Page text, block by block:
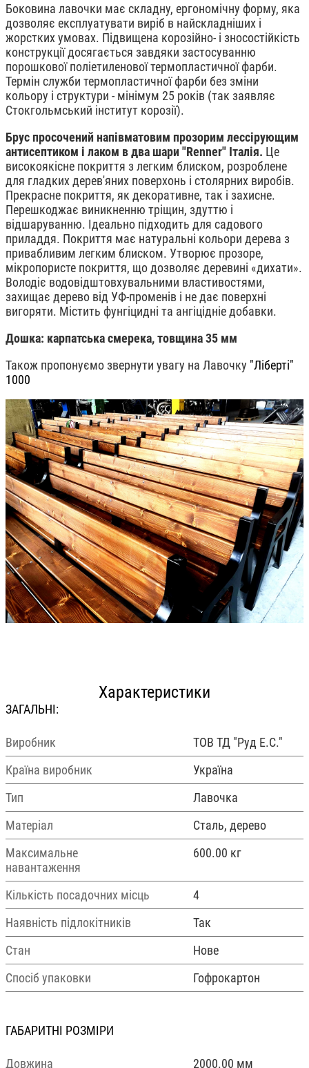
Боковина лавочки має складну, ергономічну форму, яка
дозволяє експлуатувати виріб в найскладніших і
жорстких умовах. Підвищена корозійно- і зносостійкість
конструкції досягається завдяки застосуванню
порошкової поліетиленової термопластичної фарби.
Термін служби термопластичної фарби без зміни
кольору і структури - мінімум 25 років (так заявляє
Стокгольмський інститут корозії).
Брус просочений напівматовим прозорим лессірующим
антисептиком і лаком в два шари "Renner" Італія. Це
високоякісне покриття з легким блиском, розроблене
для гладких дерев'яних поверхонь і столярних виробів.
Прекрасне покриття, як декоративне, так і захисне.
Перешкоджає виникненню тріщин, здуттю і
відшаруванню. Ідеально підходить для садового
приладдя. Покриття має натуральні кольори дерева з
привабливим легким блиском. Утворює прозоре,
мікропористе покриття, що дозволяє деревині «дихати».
Володіє водовідштовхувальними властивостями,
захищає дерево від УФ-променів і не дає поверхні
вигоряти. Містить фунгіцидні та ангіцідніе добавки.
Дошка: карпатська смерека, товщина 35 мм
Також пропонуємо звернути увагу на Лавочку "Ліберті"
1000
Характеристики
ЗАГАЛЬНІ:
Виробник
ТОВ ТД "Руд Е.С."
Країна виробник
Україна
Тип
Лавочка
Матеріал
Сталь, дерево
Максимальне
навантаження
600.00 кг
Кількість посадочних місць
4
Наявність підлокітників
Так
Стан
Нове
Спосіб упаковки
Гофрокартон
ГАБАРИТНІ РОЗМІРИ
Довжина 2000.00 мм